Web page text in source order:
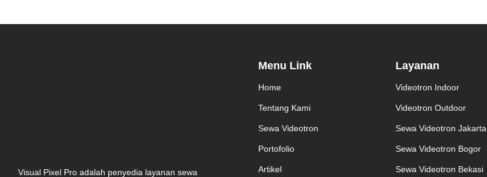
Visual Pixel Pro adalah penyedia layanan sewa
Menu Link
Home
Tentang Kami
Sewa Videotron
Portofolio
Artikel
Layanan
Videotron Indoor
Videotron Outdoor
Sewa Videotron Jakarta
Sewa Videotron Bogor
Sewa Videotron Bekasi